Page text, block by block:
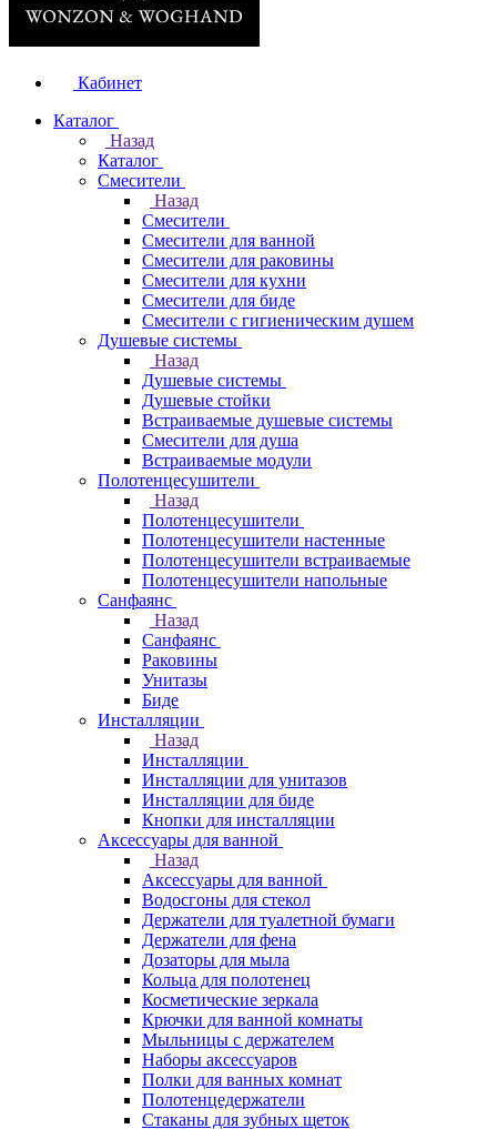
Кабинет
Каталог
Назад
Каталог
Смесители
Назад
Смесители
Смесители для ванной
Смесители для раковины
Смесители для кухни
Смесители для биде
Смесители с гигиеническим душем
Душевые системы
Назад
Душевые системы
Душевые стойки
Встраиваемые душевые системы
Смесители для душа
Встраиваемые модули
Полотенцесушители
Назад
Полотенцесушители
Полотенцесушители настенные
Полотенцесушители встраиваемые
Полотенцесушители напольные
Санфаянс
Назад
Санфаянс
Раковины
Унитазы
Биде
Инсталляции
Назад
Инсталляции
Инсталляции для унитазов
Инсталляции для биде
Кнопки для инсталляции
Аксессуары для ванной
Назад
Аксессуары для ванной
Водосгоны для стекол
Держатели для туалетной бумаги
Держатели для фена
Дозаторы для мыла
Кольца для полотенец
Косметические зеркала
Крючки для ванной комнаты
Мыльницы с держателем
Наборы аксессуаров
Полки для ванных комнат
Полотенцедержатели
Стаканы для зубных щеток